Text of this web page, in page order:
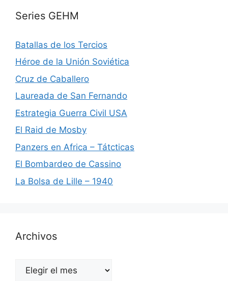
Series GEHM
Batallas de los Tercios
Héroe de la Unión Soviética
Cruz de Caballero
Laureada de San Fernando
Estrategia Guerra Civil USA
El Raid de Mosby
Panzers en Africa – Tátcticas
El Bombardeo de Cassino
La Bolsa de Lille – 1940
Archivos
Archivos